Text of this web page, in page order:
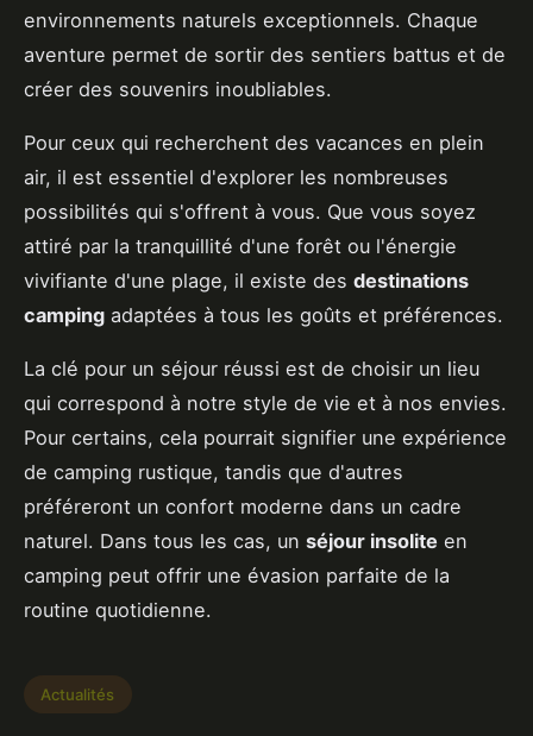
environnements naturels exceptionnels. Chaque
aventure permet de sortir des sentiers battus et de
créer des souvenirs inoubliables.
Pour ceux qui recherchent des vacances en plein
air, il est essentiel d'explorer les nombreuses
possibilités qui s'offrent à vous. Que vous soyez
attiré par la tranquillité d'une forêt ou l'énergie
vivifiante d'une plage, il existe des destinations
camping adaptées à tous les goûts et préférences.
La clé pour un séjour réussi est de choisir un lieu
qui correspond à notre style de vie et à nos envies.
Pour certains, cela pourrait signifier une expérience
de camping rustique, tandis que d'autres
préféreront un confort moderne dans un cadre
naturel. Dans tous les cas, un séjour insolite en
camping peut offrir une évasion parfaite de la
routine quotidienne.
Actualités